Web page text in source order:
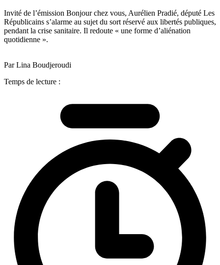
Invité de l’émission Bonjour chez vous, Aurélien Pradié, député Les
Républicains s’alarme au sujet du sort réservé aux libertés publiques,
pendant la crise sanitaire. Il redoute « une forme d’aliénation
quotidienne ».
Par Lina Boudjeroudi
Temps de lecture :